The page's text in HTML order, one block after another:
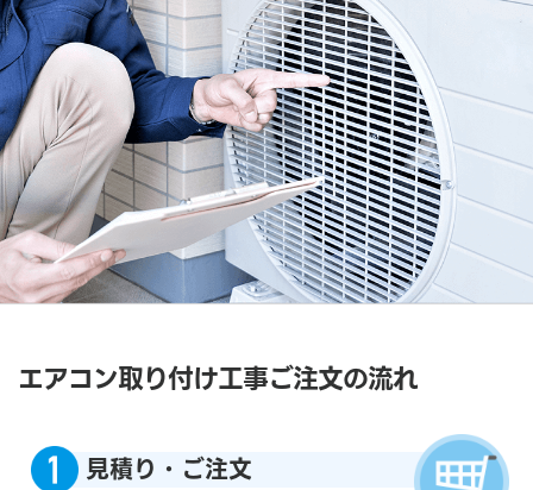
エアコン取り付け工事ご注文の流れ
見積り・ご注文